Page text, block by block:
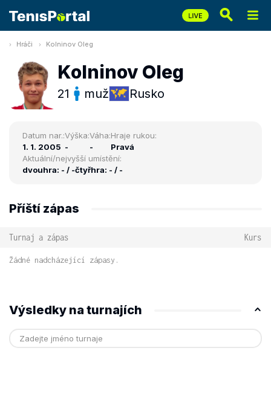
Hráči Kolninov Oleg
Kolninov Oleg
21 muž Rusko
Datum nar.:
1. 1. 2005
Výška:
-
Váha:
-
Hraje rukou:
Pravá
Aktuální/nejvyšší umístění:
dvouhra: - / -čtyřhra: - / -
Příští zápas
Turnaj a zápas Kurs
Žádné nadcházející zápasy.
Výsledky na turnajích